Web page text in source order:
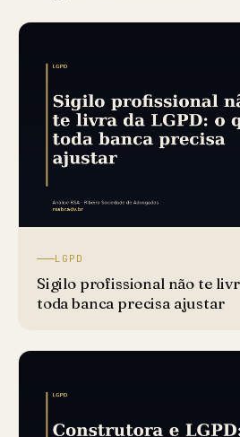
LGPD
Sigilo profissional não te
toda banca precisa ajustar